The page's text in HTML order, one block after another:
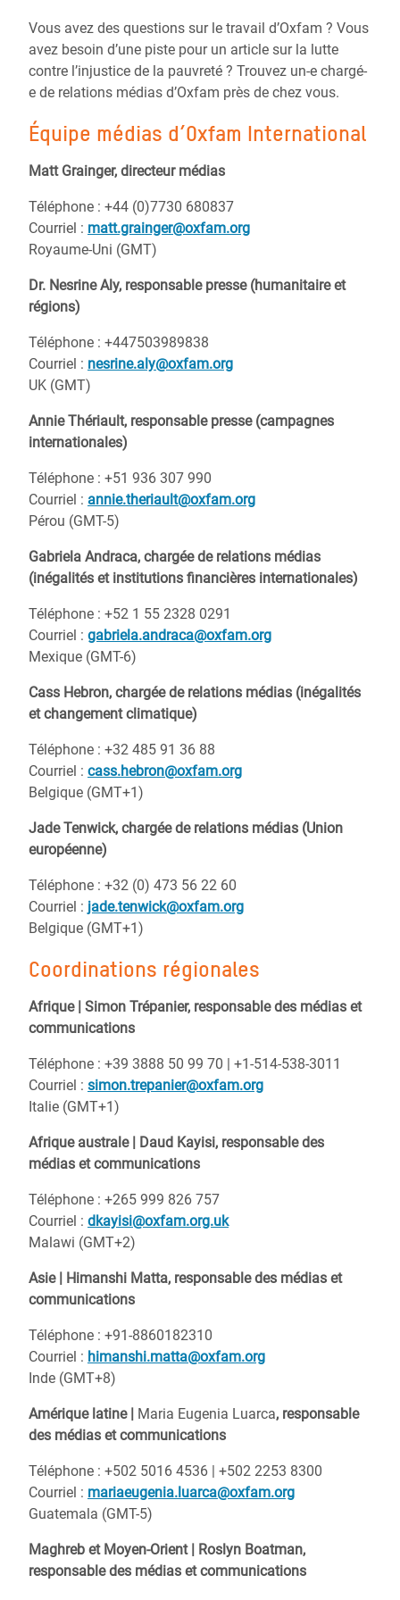
Vous avez des questions sur le travail d’Oxfam ? Vous
avez besoin d’une piste pour un article sur la lutte
contre l’injustice de la pauvreté ? Trouvez un-e chargé-
e de relations médias d’Oxfam près de chez vous.
Équipe médias d’Oxfam International
Matt Grainger, directeur médias
Téléphone : +44 (0)7730 680837
Courriel : matt.grainger@oxfam.org
Royaume-Uni (GMT)
Dr. Nesrine Aly, responsable presse (humanitaire et
régions)
Téléphone : +447503989838
Courriel : nesrine.aly@oxfam.org
UK (GMT)
Annie Thériault, responsable presse (campagnes
internationales)
Téléphone : +51 936 307 990
Courriel : annie.theriault@oxfam.org
Pérou (GMT-5)
Gabriela Andraca, chargée de relations médias
(inégalités et institutions financières internationales)
Téléphone : +52 1 55 2328 0291
Courriel : gabriela.andraca@oxfam.org
Mexique (GMT-6)
Cass Hebron, chargée de relations médias (inégalités
et changement climatique)
Téléphone : +32 485 91 36 88
Courriel : cass.hebron@oxfam.org
Belgique (GMT+1)
Jade Tenwick, chargée de relations médias (Union
européenne)
Téléphone : +32 (0) 473 56 22 60
Courriel : jade.tenwick@oxfam.org
Belgique (GMT+1)
Coordinations régionales
Afrique | Simon Trépanier, responsable des médias et
communications
Téléphone : +39 3888 50 99 70 | +1-514-538-3011
Courriel : simon.trepanier@oxfam.org
Italie (GMT+1)
Afrique australe | Daud Kayisi, responsable des
médias et communications
Téléphone : +265 999 826 757
Courriel : dkayisi@oxfam.org.uk
Malawi (GMT+2)
Asie | Himanshi Matta, responsable des médias et
communications
Téléphone : +91-8860182310
Courriel : himanshi.matta@oxfam.org
Inde (GMT+8)
Amérique latine | Maria Eugenia Luarca, responsable
des médias et communications
Téléphone : +502 5016 4536 | +502 2253 8300
Courriel : mariaeugenia.luarca@oxfam.org
Guatemala (GMT-5)
Maghreb et Moyen-Orient | Roslyn Boatman,
responsable des médias et communications